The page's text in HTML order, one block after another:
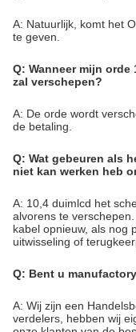
A: Natuurlijk, komt het
te geven.
Q: Wanneer mijn orde
zal verschepen?
A: De orde wordt
de betaling.
Q: Wat gebeuren als
niet kan werken heb
A: 10,4 duimlcd het
alvorens te
kabel opnieuw, als nog
uitwisseling of
Q: Bent u
A: Wij zijn een
verdelers, hebben wij